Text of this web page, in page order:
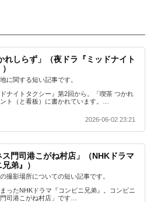
れしらず」（夜ドラ『ミッドナイト
に関する短い記事です。
ナイトタクシー』第2回から。「喫茶 つかれ
ト（と看板）に書かれています。…
2026-06-02 23:21
ス門司港こがね村店」（NHKドラマ
弟』）
撮影場所についての短い記事です。
ったNHKドラマ『コンビニ兄弟』。コンビニ
門司港こがね村店」です…